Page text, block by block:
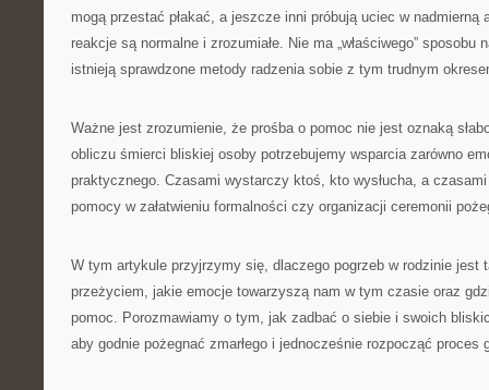
mogą przestać płakać, a jeszcze inni próbują uciec w
reakcje są normalne i zrozumiałe. Nie ma „właściwego” sposobu
istnieją sprawdzone metody radzenia sobie z tym trudnym
Ważne jest zrozumienie, że prośba o pomoc nie jest oznaką
obliczu śmierci bliskiej osoby potrzebujemy wsparcia zarówno
praktycznego. Czasami wystarczy ktoś, kto wysłucha, a
pomocy w załatwieniu formalności czy organizacji ceremonii
W tym artykule przyjrzymy się, dlaczego pogrzeb w rodzinie jest
przeżyciem, jakie emocje towarzyszą nam w tym czasie oraz
pomoc. Porozmawiamy o tym, jak zadbać o siebie i swoich
aby godnie pożegnać zmarłego i jednocześnie rozpocząć proces